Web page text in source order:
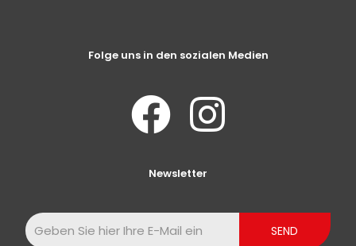
Folge uns in den sozialen Medien
Newsletter